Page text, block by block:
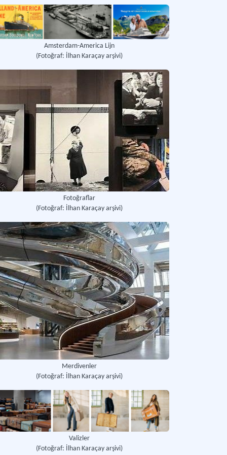
Amsterdam-America Lijn
(Fotoğraf: İlhan Karaçay arşivi)
Fotoğraflar
(Fotoğraf: İlhan Karaçay arşivi)
Merdivenler
(Fotoğraf: İlhan Karaçay arşivi)
Valizler
(Fotoğraf: İlhan Karaçay arşivi)